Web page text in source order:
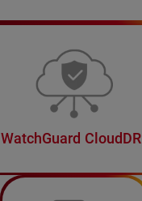
WatchGuard CloudDR